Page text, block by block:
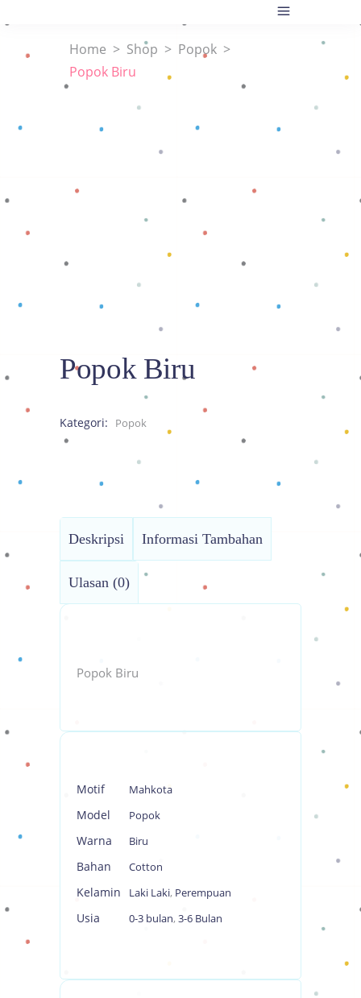
Home > Shop > Popok >
Popok Biru
Popok Biru
Kategori: Popok
Deskripsi Informasi Tambahan
Ulasan (0)
Popok Biru
Motif Mahkota
Model Popok
Warna Biru
Bahan Cotton
Kelamin Laki Laki, Perempuan
Usia 0-3 bulan, 3-6 Bulan